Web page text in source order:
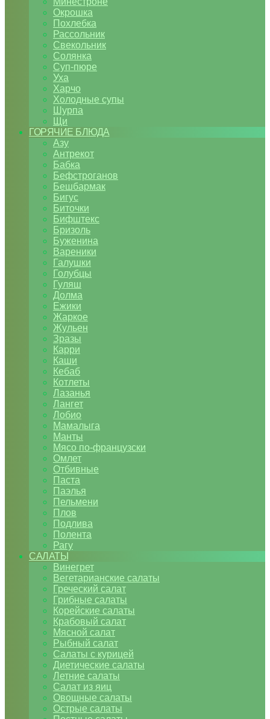
Окрошка
Похлебка
Рассольник
Свекольник
Солянка
Суп-пюре
Уха
Харчо
Холодные супы
Шурпа
Щи
ГОРЯЧИЕ БЛЮДА
Азу
Антрекот
Бабка
Бефстроганов
Бешбармак
Бигус
Биточки
Бифштекс
Бризоль
Буженина
Вареники
Галушки
Голубцы
Гуляш
Долма
Ежики
Жаркое
Жульен
Зразы
Карри
Каши
Кебаб
Котлеты
Лазанья
Лангет
Лобио
Мамалыга
Манты
Мясо по-французски
Омлет
Отбивные
Паста
Паэлья
Пельмени
Плов
Подлива
Полента
Рагу
САЛАТЫ
Винегрет
Вегетарианские салаты
Греческий салат
Грибные салаты
Корейские салаты
Крабовый салат
Мясной салат
Рыбный салат
Салаты с курицей
Диетические салаты
Летние салаты
Салат из яиц
Овощные салаты
Острые салаты